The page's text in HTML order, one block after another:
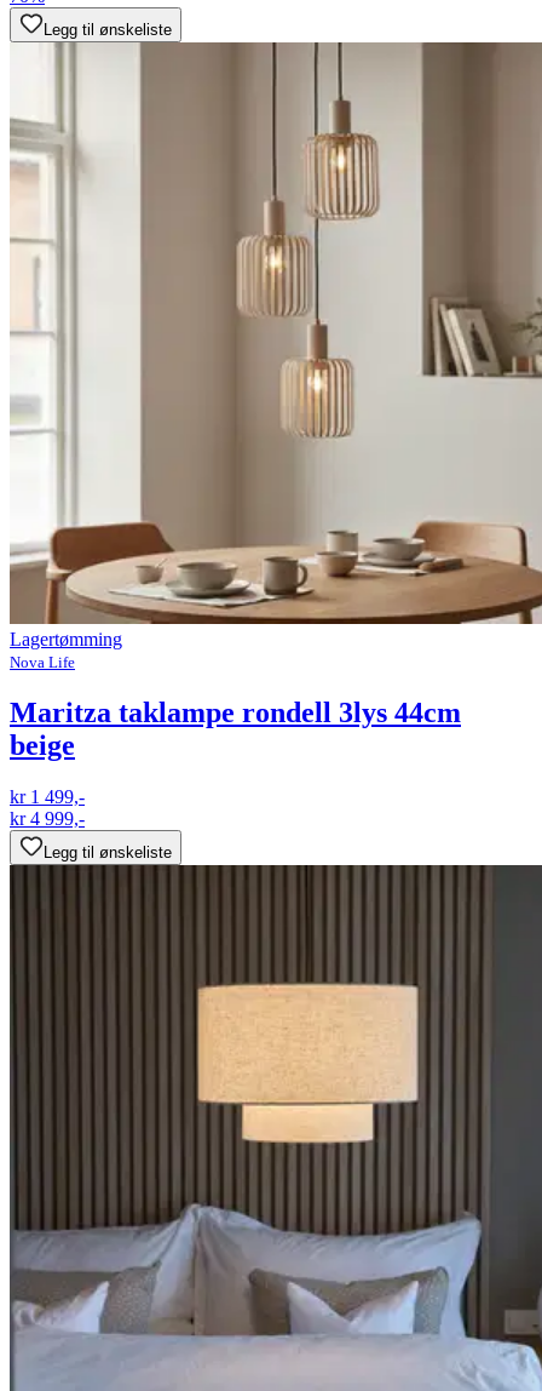
Legg til ønskeliste
Lagertømming
Nova Life
Maritza taklampe rondell 3lys 44cm
beige
kr 1 499,-
kr 4 999,-
Legg til ønskeliste